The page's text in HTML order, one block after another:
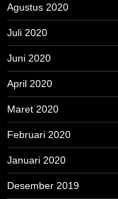
Agustus 2020
Juli 2020
Juni 2020
April 2020
Maret 2020
Februari 2020
Januari 2020
Desember 2019